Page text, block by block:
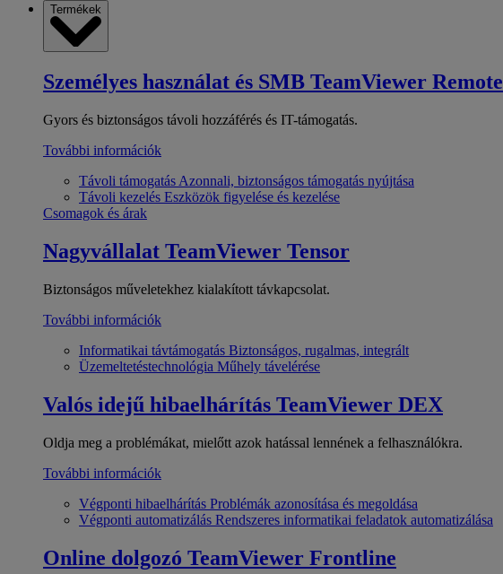
Termékek
Személyes használat és SMB TeamViewer Remote
Gyors és biztonságos távoli hozzáférés és IT-támogatás.
További információk
Távoli támogatás Azonnali, biztonságos támogatás nyújtása
Távoli kezelés Eszközök figyelése és kezelése
Csomagok és árak
Nagyvállalat TeamViewer Tensor
Biztonságos műveletekhez kialakított távkapcsolat.
További információk
Informatikai távtámogatás Biztonságos, rugalmas, integrált
Üzemeltetéstechnológia Műhely távelérése
Valós idejű hibaelhárítás TeamViewer DEX
Oldja meg a problémákat, mielőtt azok hatással lennének a felhasználókra.
További információk
Végponti hibaelhárítás Problémák azonosítása és megoldása
Végponti automatizálás Rendszeres informatikai feladatok automatizálása
Online dolgozó TeamViewer Frontline